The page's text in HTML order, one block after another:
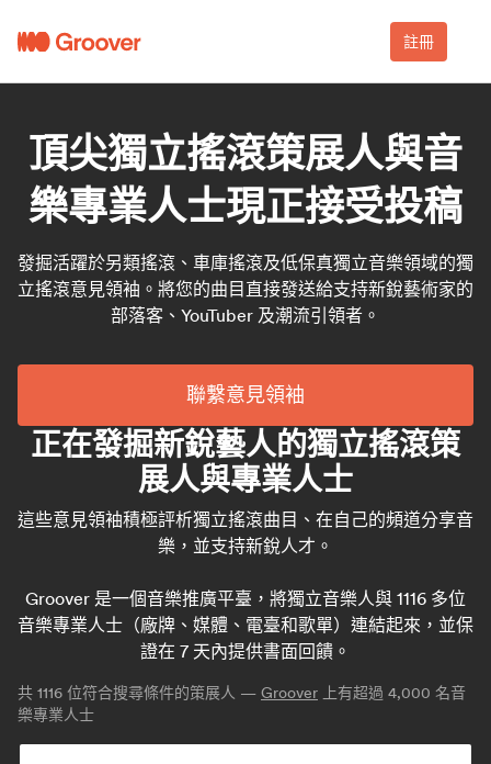
註冊
頂尖獨立搖滾策展人與音
樂專業人士現正接受投稿
發掘活躍於另類搖滾、車庫搖滾及低保真獨立音樂領域的獨
立搖滾意見領袖。將您的曲目直接發送給支持新銳藝術家的
部落客、YouTuber 及潮流引領者。
聯繫意見領袖
正在發掘新銳藝人的獨立搖滾策
展人與專業人士
這些意見領袖積極評析獨立搖滾曲目、在自己的頻道分享音
樂，並支持新銳人才。
Groover 是一個音樂推廣平臺，將獨立音樂人與 1116 多位
音樂專業人士（廠牌、媒體、電臺和歌單）連結起來，並保
證在 7 天內提供書面回饋。
共 1116 位符合搜尋條件的策展人 — Groover 上有超過 4,000 名音
樂專業人士